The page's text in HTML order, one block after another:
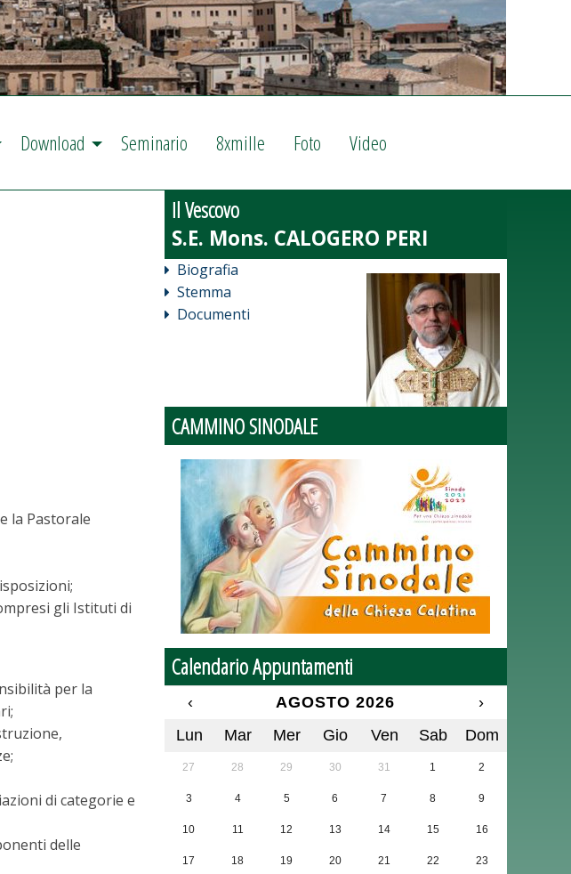
Download Seminario 8xmille Foto Video
la Pastorale
gli Istituti di
per la
di categorie e
delle
Il Vescovo
Biografia
Stemma
Documenti
CAMMINO SINODALE
Calendario Appuntamenti
‹ AGOSTO 2026
›
Lun
Mar Mer Gio Ven Sab Dom
27 28 29 30 31 1 2
3 4 5 6 7 8 9
10 11 12 13 14 15 16
17 18 19 20 21 22 23